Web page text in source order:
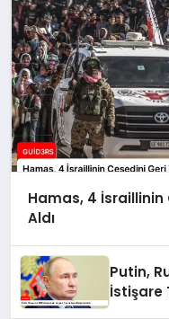
Hamas, 4 İsraillinin
Aldı
Putin,
İstişare